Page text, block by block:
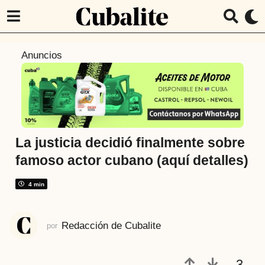
r
á
s
1
o
Anuncios
La justicia decidió finalmente sobre
famoso actor cubano (aquí detalles)
4 min
por Redacción de Cubalite